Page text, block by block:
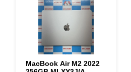
MacBook Air M2 2022